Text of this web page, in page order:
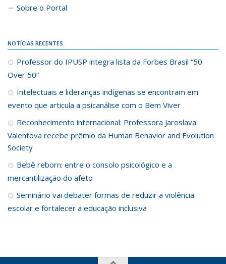
Sobre o Portal
NOTÍCIAS RECENTES
Professor do IPUSP integra lista da Forbes Brasil “50
Over 50”
Intelectuais e lideranças indígenas se encontram em
evento que articula a psicanálise com o Bem Viver
Reconhecimento internacional: Professora Jaroslava
Valentova recebe prêmio da Human Behavior and Evolution
Society
Bebê reborn: entre o consolo psicológico e a
mercantilização do afeto
Seminário vai debater formas de reduzir a violência
escolar e fortalecer a educação inclusiva